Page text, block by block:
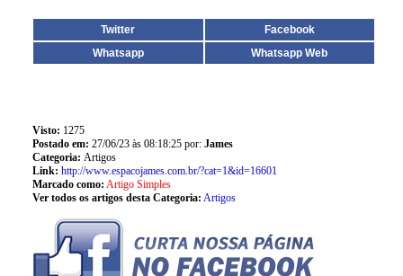
Twitter
Facebook
Whatsapp
Whatsapp Web
Visto: 1275
Postado em: 27/06/23 às 08:18:25 por: James
Categoria: Artigos
Link: http://www.espacojames.com.br/?cat=1&id=16601
Marcado como: Artigo Simples
Ver todos os artigos desta Categoria: Artigos